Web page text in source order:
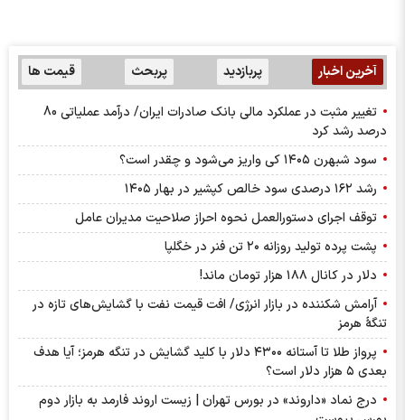
آخرین اخبار پربازدید پربحث قیمت ها
تغییر مثبت در عملکرد مالی بانک صادرات ایران/ درآمد عملیاتی 80
درصد رشد کرد
سود شبهرن ۱۴۰۵ کی واریز می‌شود و چقدر است؟
رشد ۱۶۲ درصدی سود خالص کپشیر در بهار ۱۴۰۵
توقف اجرای دستورالعمل نحوه احراز صلاحیت مدیران عامل
پشت پرده تولید روزانه ۲۰ تن فنر در خگلپا
دلار در کانال ۱۸۸ هزار تومان ماند!
آرامش شکننده در بازار انرژی/ افت قیمت نفت با گشایش‌های تازه در
تنگۀ هرمز
پرواز طلا تا آستانه ۴۳۰۰ دلار با کلید گشایش در تنگه هرمز؛ آیا هدف
بعدی ۵ هزار دلار است؟
درج نماد «داروند» در بورس تهران | زیست اروند فارمد به بازار دوم